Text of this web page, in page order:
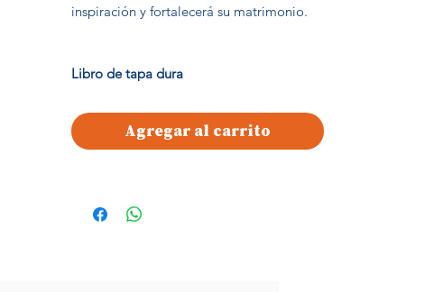
inspiración y fortalecerá su matrimonio.
Libro de tapa dura
Agregar al carrito